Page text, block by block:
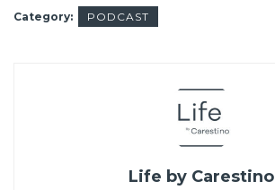
Category: PODCAST
Life by Carestino